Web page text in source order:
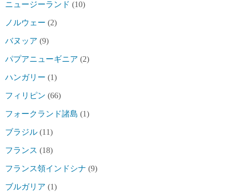
ニュージーランド (10)
ノルウェー (2)
バヌッア (9)
パプアニューギニア (2)
ハンガリー (1)
フィリピン (66)
フォークランド諸島 (1)
ブラジル (11)
フランス (18)
フランス領インドシナ (9)
ブルガリア (1)